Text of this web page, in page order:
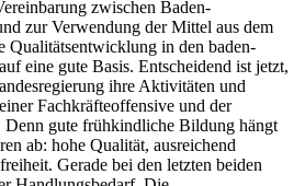
zwischen Baden-
zur Verwendung der Mittel aus dem
Qualitätsentwicklung in den baden-
eine gute Basis. Entscheidend ist jetzt,
ihre Aktivitäten und
Fachkräfteoffensive und der
Denn gute frühkindliche Bildung hängt
ab: hohe Qualität, ausreichend
Gerade bei den letzten beiden